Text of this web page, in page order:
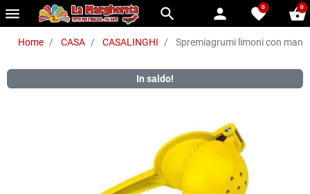
menu search person favorite
0 shopping_basket
0
Home CASA CASALINGHI Spremiagrumi limoni con
In saldo!